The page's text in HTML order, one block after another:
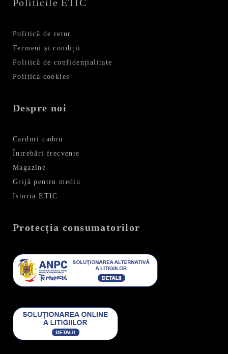
Politicile ETIC
Politică de retur
Termeni și condiții
Politică de confidențialitate
Politica cookies
Despre noi
Carduri cadou
Întrebări frecvente
Magazine
Grijă pentru mediu
Istoria ETIC
Protecția consumatorilor